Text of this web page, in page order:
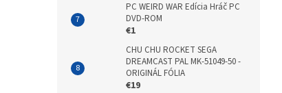
PC WEIRD WAR Edícia Hráč PC
DVD-ROM
€1
CHU CHU ROCKET SEGA
DREAMCAST PAL MK-51049-50 -
ORIGINÁL FÓLIA
€19